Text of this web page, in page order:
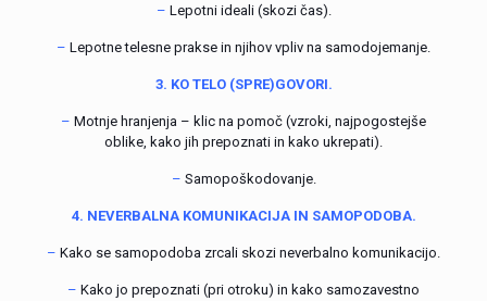
– Lepotni ideali (skozi čas).
– Lepotne telesne prakse in njihov vpliv na samodojemanje.
3. KO TELO (SPRE)GOVORI.
– Motnje hranjenja – klic na pomoč (vzroki, najpogostejše
oblike, kako jih prepoznati in kako ukrepati).
– Samopoškodovanje.
4. NEVERBALNA KOMUNIKACIJA IN SAMOPODOBA.
– Kako se samopodoba zrcali skozi neverbalno komunikacijo.
– Kako jo prepoznati (pri otroku) in kako samozavestno